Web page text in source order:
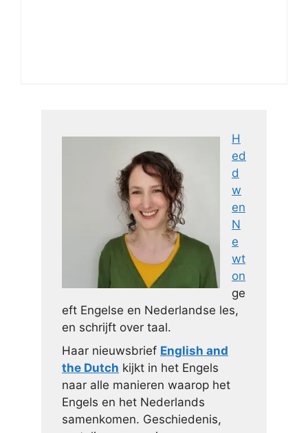
H
ed
d
w
en
N
e
wt
on
ge
eft Engelse en Nederlandse les,
en schrijft over taal.
Haar nieuwsbrief English and
the Dutch kijkt in het Engels
naar alle manieren waarop het
Engels en het Nederlands
samenkomen. Geschiedenis,